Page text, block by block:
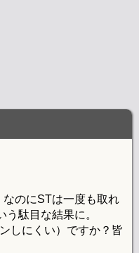
のにSTは一度も取れ
駄目な結果に。
しにくい）ですか？皆